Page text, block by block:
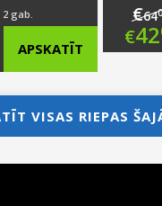
gab.
APSKATĪT
€64
€42
VISAS RIEPAS